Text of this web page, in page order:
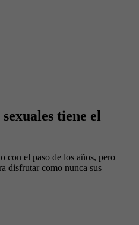
tiene el
con el paso de los años, pero
disfrutar como nunca sus